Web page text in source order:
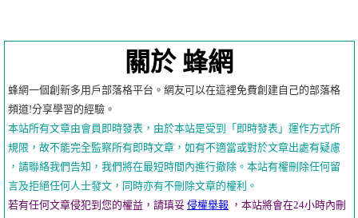
關於 蜂網
蜂網一個創新多用戶部落格平台。網友可以在這裡免費創建自己的部落格
頻道!分享學習的經驗。
本站所有文章由會員即時發表，由於本站是受到「即時發表」運作方式所
規限，故不能完全監察所有即時文章，如有不適當或對於文章出處有疑慮
，請聯絡我們告知，我們將在最短時間內進行撤除。本站有權刪除任何留
言及拒絕任何人士發文，同時亦有不刪除文章的權利。
若有任何文章侵犯到您的權益，請瑱妥 侵權舉報 ，本站將會在24小時內刪